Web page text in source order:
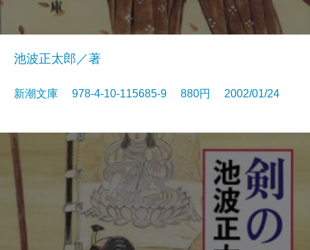
池波正太郎／著
新潮文庫 978-4-10-115685-9 880円 2002/01/24